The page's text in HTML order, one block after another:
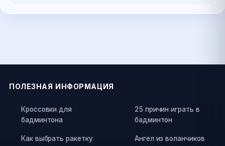
ПОЛЕЗНАЯ ИНФОРМАЦИЯ
Кроссовки для
бадминтона
Как выбрать ракетку
25 причин играть в
бадминтон
Ангел из воланчиков